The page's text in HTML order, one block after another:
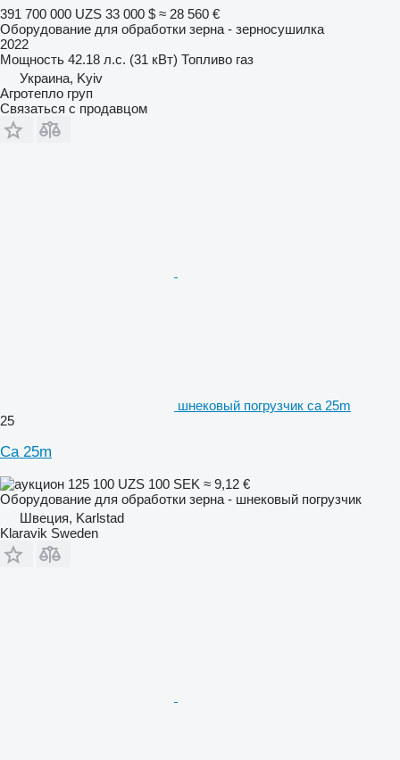
391 700 000 UZS 33 000 $ ≈ 28 560 €
Оборудование для обработки зерна - зерносушилка
2022
Мощность 42.18 л.с. (31 кВт) Топливо газ
Украина, Kyiv
Агротепло груп
Связаться с продавцом
шнековый погрузчик ca 25m
25
Ca 25m
125 100 UZS 100 SEK ≈ 9,12 €
Оборудование для обработки зерна - шнековый погрузчик
Швеция, Karlstad
Klaravik Sweden